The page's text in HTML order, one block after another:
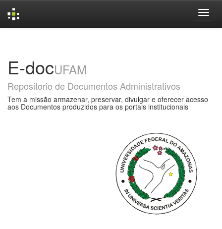
E-docUFAM
Repositorio de Documentos Administrativos
Tem a missão armazenar, preservar, divulgar e oferecer acesso
aos Documentos produzidos para os portais institucionais